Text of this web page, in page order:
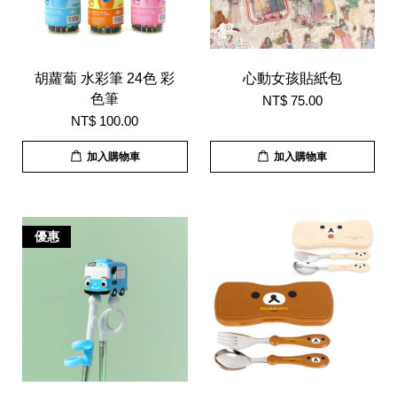
胡蘿蔔 水彩筆 24色 彩
色筆
NT$ 100.00
加入購物車
心動女孩貼紙包
NT$ 75.00
加入購物車
優惠